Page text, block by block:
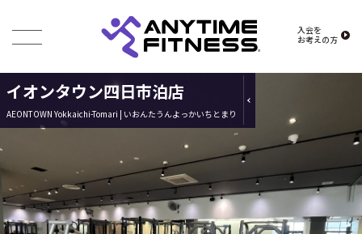
入会を
お考えの方
イオンタウン四日市泊店
AEONTOWN Yokkaichi-Tomari | いおんたうんよっかいちとまり